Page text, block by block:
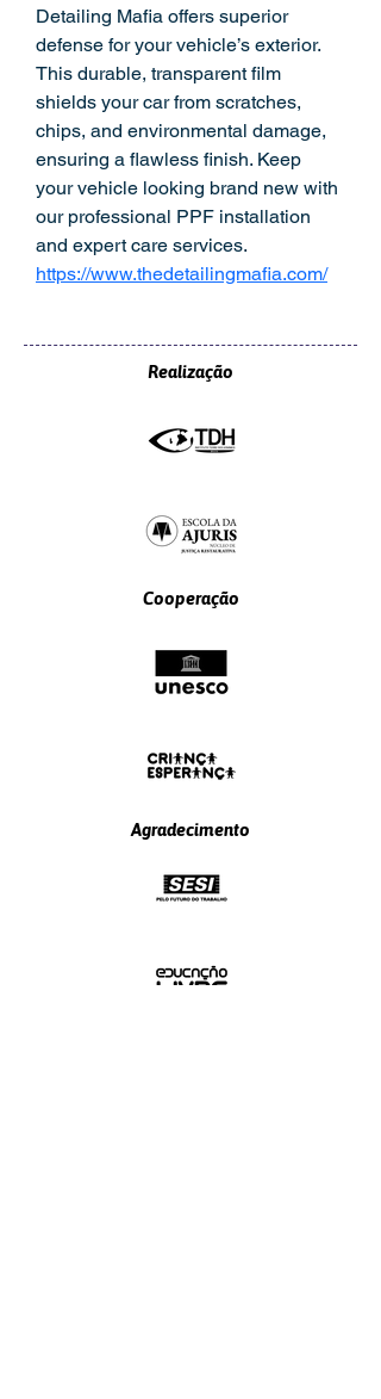
Detailing Mafia offers superior
defense for your vehicle’s exterior.
This durable, transparent film
shields your car from scratches,
chips, and environmental damage,
ensuring a flawless finish. Keep
your vehicle looking brand new with
our professional PPF installation
and expert care services.
https://www.thedetailingmafia.com/
Realização
Cooperação
Agradecimento